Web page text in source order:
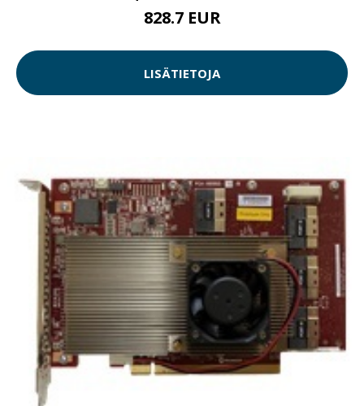
828.7 EUR
LISÄTIETOJA